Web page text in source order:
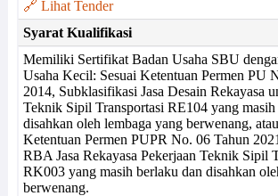
🔗 Lihat Tender
Syarat Kualifikasi
Memiliki Sertifikat Badan Usaha SBU
Usaha Kecil: Sesuai Ketentuan Permen PU
2014, Subklasifikasi Jasa Desain Rekayasa
Teknik Sipil Transportasi RE104 yang masih
disahkan oleh lembaga yang berwenang,
Ketentuan Permen PUPR No. 06 Tahun
RBA Jasa Rekayasa Pekerjaan Teknik Sipil
RK003 yang masih berlaku dan disahkan
berwenang.